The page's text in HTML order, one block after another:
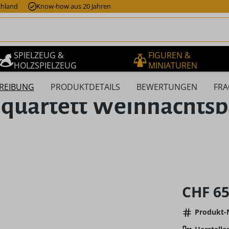
Know-how aus 20 Jahren
SPIELZEUG &
HOLZSPIELZEUG
FIGUREN &
MINIATUREN
PRODUKTDETAILS BEWERTUNGEN
Regulärer
CHF
Produkt-